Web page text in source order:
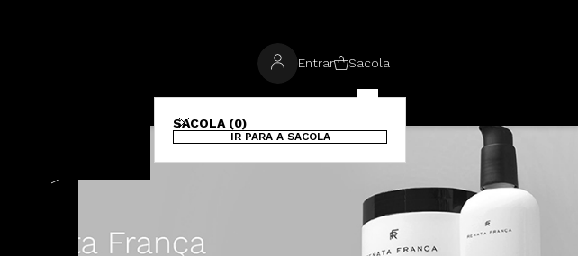
Entrar Sacola
SACOLA (0)
IR PARA A SACOLA